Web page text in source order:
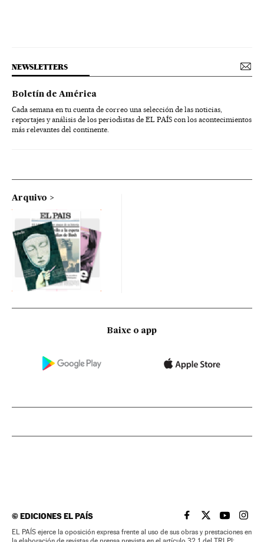
NEWSLETTERS
Boletín de América
Cada semana en tu cuenta de correo una selección de las noticias,
reportajes y análisis de los periodistas de EL PAÍS con los acontecimientos
más relevantes del continente.
Arquivo
Baixe o app
©EDICIONES EL PAÍS EL PAÍS BRASIL EN
EL PAÍSEL PAÍS
EL
EL PAÍS ejerce la oposición expresa frente al uso de sus obras y prestaciones en